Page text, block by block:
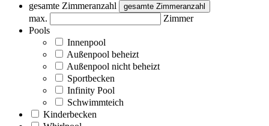
gesamte Zimmeranzahl gesamte Zimmeranzahl
max.
Zimmer
Pools
Innenpool
Außenpool beheizt
Außenpool nicht beheizt
Sportbecken
Infinity Pool
Schwimmteich
Kinderbecken